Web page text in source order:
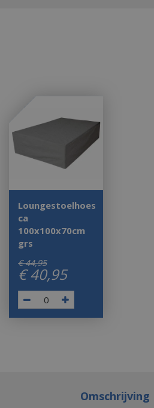
Loungestoelhoes
ca
100x100x70cm
grs
€ 44,95
€ 40,95
Omschrijving